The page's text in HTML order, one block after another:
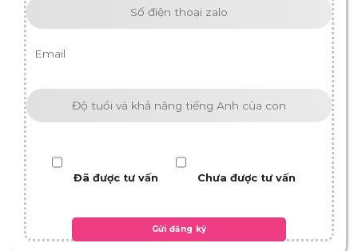
Đã được tư vấn Chưa được tư vấn